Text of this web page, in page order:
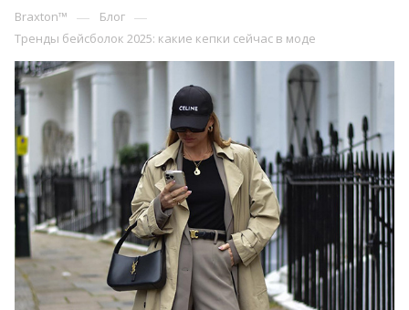
Braxton™ — Блог —
Тренды бейсболок 2025: какие кепки сейчас в моде